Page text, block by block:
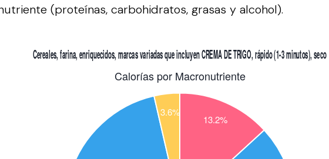
(proteínas, carbohidratos, grasas y alcohol).